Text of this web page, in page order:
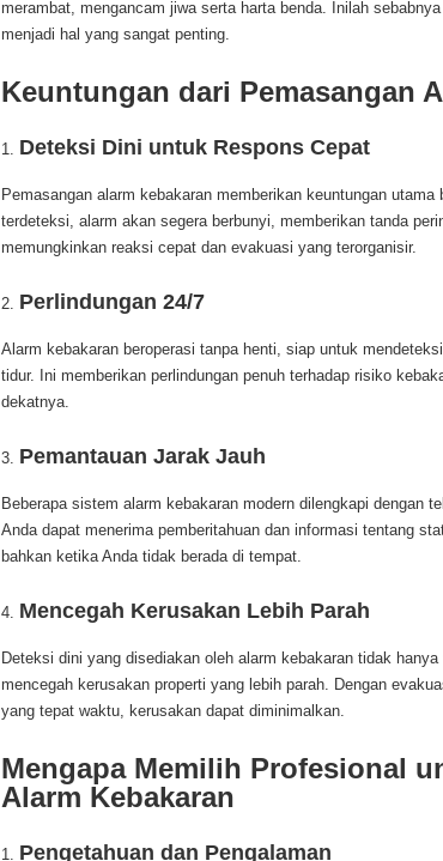
merambat, mengancam jiwa serta harta benda. Inilah
menjadi hal yang sangat penting.
Keuntungan dari Pemasangan
Deteksi Dini untuk Respons Cepat
Pemasangan alarm kebakaran memberikan keuntungan
terdeteksi, alarm akan segera berbunyi, memberikan tanda
memungkinkan reaksi cepat dan evakuasi yang terorganisir.
Perlindungan 24/7
Alarm kebakaran beroperasi tanpa henti, siap untuk
tidur. Ini memberikan perlindungan penuh terhadap risiko
dekatnya.
Pemantauan Jarak Jauh
Beberapa sistem alarm kebakaran modern dilengkapi dengan
Anda dapat menerima pemberitahuan dan informasi tentang
bahkan ketika Anda tidak berada di tempat.
Mencegah Kerusakan Lebih Parah
Deteksi dini yang disediakan oleh alarm kebakaran tidak
mencegah kerusakan properti yang lebih parah. Dengan
yang tepat waktu, kerusakan dapat diminimalkan.
Mengapa Memilih Profesional
Alarm Kebakaran
Pengetahuan dan Pengalaman